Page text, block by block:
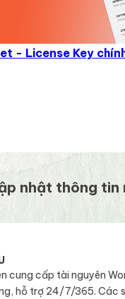
- License Key
nhật thông tin
cung cấp tài nguyên
hỗ trợ 24/7/365. Các